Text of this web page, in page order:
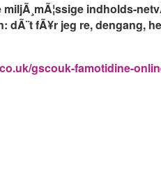
indholds-
dÃ¨t fÃ¥r jeg re, dengang,
gscouk-famotidine-